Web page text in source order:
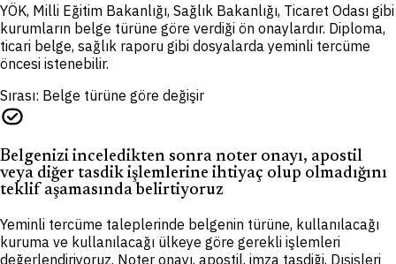
YÖK, Milli Eğitim Bakanlığı, Sağlık Bakanlığı, Ticaret Odası gibi
kurumların belge türüne göre verdiği ön onaylardır. Diploma,
ticari belge, sağlık raporu gibi dosyalarda yeminli tercüme
öncesi istenebilir.
Sırası: Belge türüne göre değişir
task_alt
Belgenizi inceledikten sonra noter onayı, apostil
veya diğer tasdik işlemlerine ihtiyaç olup olmadığını
teklif aşamasında belirtiyoruz
Yeminli tercüme taleplerinde belgenin türüne, kullanılacağı
kuruma ve kullanılacağı ülkeye göre gerekli işlemleri
değerlendiriyoruz. Noter onayı, apostil, imza tasdiği, Dışişleri